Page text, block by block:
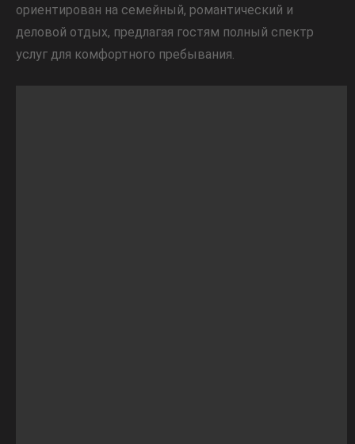
ориентирован на семейный, романтический и
деловой отдых, предлагая гостям полный спектр
услуг для комфортного пребывания.